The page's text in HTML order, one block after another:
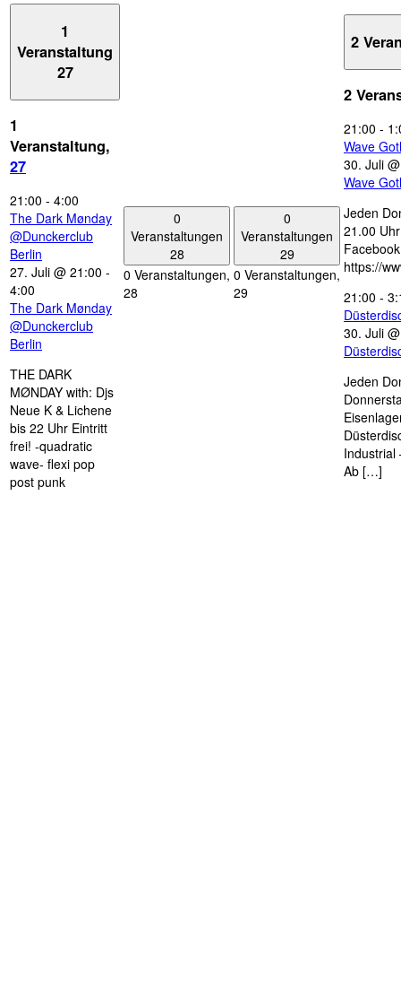
1
Veranstaltung
27
1
Veranstaltung,
27
21:00 - 4:00
The Dark Mønday
@Dunckerclub
Berlin
27. Juli @ 21:00 -
4:00
The Dark Mønday
@Dunckerclub
Berlin
THE DARK
MØNDAY with: Djs
Neue K & Lichene
bis 22 Uhr Eintritt
frei! -quadratic
wave- flexi pop
post punk
0
Veranstaltungen
28
0 Veranstaltungen,
28
0
Veranstaltungen
29
0 Veranstaltungen,
29
2
2
21:00 -
Wave
30. Juli
Wave
Jeden
21.00
https://
21:00 -
30. Juli
Jeden
Industrial
Ab […]